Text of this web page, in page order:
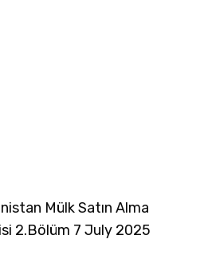
Mülk Satın Alma
2.Bölüm 7 July 2025